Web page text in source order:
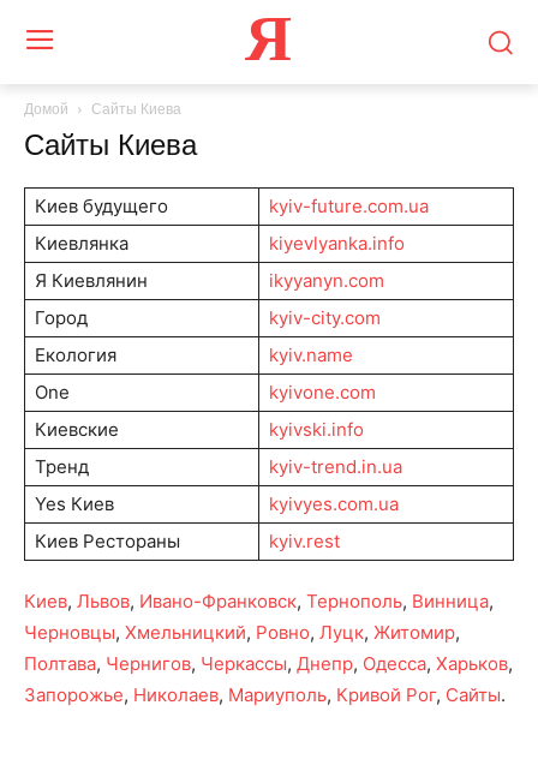
Я
Домой Сайты Киева
Сайты Киева
Киев будущего
kyiv-future.com.ua
Киевлянка
kiyevlyanka.info
Я Киевлянин
ikyyanyn.com
Город
kyiv-city.com
Екология
kyiv.name
One
kyivone.com
Киевские
kyivski.info
Тренд
kyiv-trend.in.ua
Yes Киев
kyivyes.com.ua
Киев Рестораны
kyiv.rest
Киев, Львов, Ивано-Франковск, Тернополь, Винница,
Черновцы, Хмельницкий, Ровно, Луцк, Житомир,
Полтава, Чернигов, Черкассы, Днепр, Одесса, Харьков,
Запорожье, Николаев, Мариуполь, Кривой Рог, Сайты.